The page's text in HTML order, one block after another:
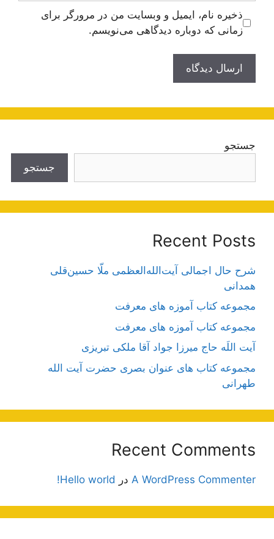
ذخیره نام، ایمیل و وبسایت من در مرورگر برای
زمانی که دوباره دیدگاهی می‌نویسم.
جستجو
جستجو
Recent Posts
شرح حال اجمالی آیت‌الله‌العظمی ملّا حسین‌قلی
همدانی
مجموعه کتاب آموزه های معرفت
مجموعه کتاب آموزه های معرفت
آیت اللَه حاج میرزا جواد آقا ملکی تبریزی
مجموعه کتاب های عنوان بصری حضرت آیت الله
طهرانی
Recent Comments
A WordPress Commenter در Hello world!